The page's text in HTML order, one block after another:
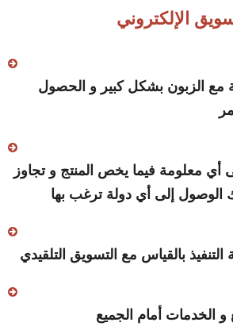
مع الزبون بشكل كبير و الحصول
معلومة فيما يخص المنتج و تجاوز
الوصول إلى أي دولة ترغب بها
بالقياس مع التسويق التلقيدي
أمام الجميع